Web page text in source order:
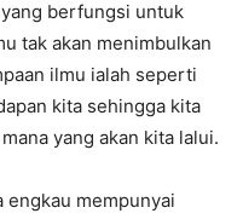
berfungsi untuk
tak akan menimbulkan
ilmu ialah seperti
kita sehingga kita
yang akan kita lalui.
engkau mempunyai